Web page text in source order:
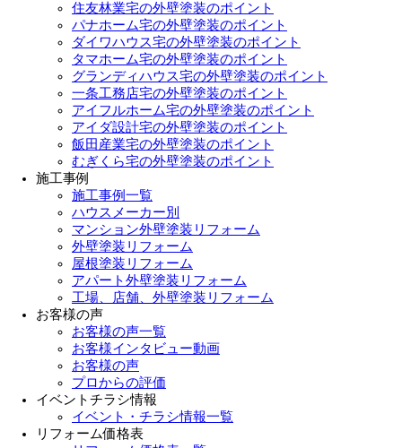
住友林業宅の外壁塗装のポイント
パナホーム宅の外壁塗装のポイント
ダイワハウス宅の外壁塗装のポイント
タマホーム宅の外壁塗装のポイント
グランディハウス宅の外壁塗装のポイント
一条工務店宅の外壁塗装のポイント
アイフルホーム宅の外壁塗装のポイント
アイダ設計宅の外壁塗装のポイント
飯田産業宅の外壁塗装のポイント
むぎくら宅の外壁塗装のポイント
施工事例
施工事例一覧
ハウスメーカー別
マンション外壁塗装リフォーム
外壁塗装リフォーム
屋根塗装リフォーム
アパート外壁塗装リフォーム
工場、店舗、外壁塗装リフォーム
お客様の声
お客様の声一覧
お客様インタビュー動画
お客様の声
プロからの評価
イベントチラシ情報
イベント・チラシ情報一覧
リフォーム価格表